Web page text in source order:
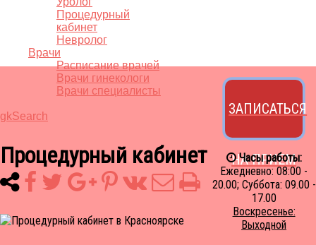
Процедурный
кабинет
Невролог
Врачи
Расписание врачей
Врачи гинекологи
Врачи специалисты
gkSearch
Процедурный кабинет
ЗАПИСАТЬСЯ
НА ПРИЕМ
Часы работы:
Ежедневно: 08:00 -
20.00; Суббота: 09.00 -
17.00
Воскресенье:
Выходной